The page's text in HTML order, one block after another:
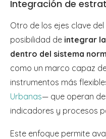
Integración de
Otro de los ejes clave
posibilidad de integrar
dentro del sistema
como un marco capaz
instrumentos más
Urbanas— que operan
indicadores y procesos
Este enfoque permite